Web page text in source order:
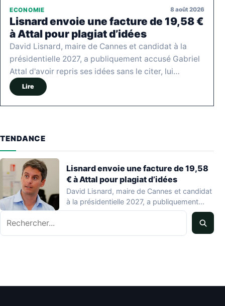
ECONOMIE 8 août 2026
Lisnard envoie une facture de 19,58 €
à Attal pour plagiat d’idées
David Lisnard, maire de Cannes et candidat à la
présidentielle 2027, a publiquement accusé Gabriel
Attal d'avoir repris ses idées sans le citer, lui…
Lire
TENDANCE
Lisnard envoie une facture de 19,58
€ à Attal pour plagiat d’idées
David Lisnard, maire de Cannes et candidat
à la présidentielle 2027, a publiquement
accusé…
Rechercher